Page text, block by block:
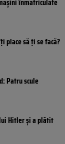
place să ți se facă?
Patru scule
Hitler și a plătit